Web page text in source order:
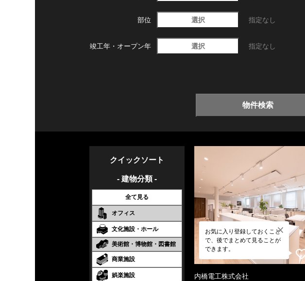
部位 選択 指定なし
竣工年・ オープン年 選択 指定なし
物件検索
クイックソート
- 建物分類 -
全て見る
オフィス
文化施設・ホール
美術館・博物館・図書館
商業施設
娯楽施設
お気に入り登録しておくこと
で、後でまとめて見ることが
できます。
内橋電工株式会社